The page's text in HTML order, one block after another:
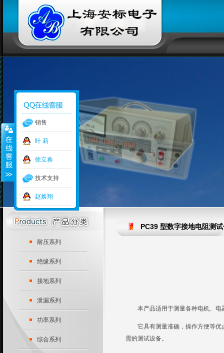
耐压系列
绝缘系列
接地系列
泄漏系列
功率系列
综合系列
PC39 型数字接地电阻测
本产品适用于测量各种电机、电
它具有测量准确，操作方便等优
需的测试设备。
销售
叶 莉
徐立春
技术支持
赵焕翔